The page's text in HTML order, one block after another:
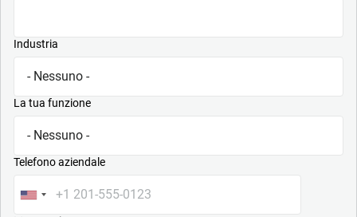
Industria
La tua funzione
Telefono aziendale